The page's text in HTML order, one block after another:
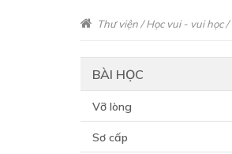
Thư viện/Học vui - vui học/
BÀI HỌC
Vỡ lòng
Sơ cấp